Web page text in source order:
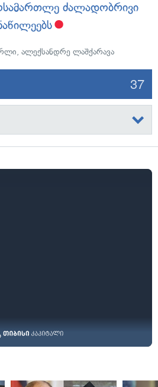
ძალადობრივი
, ალექსანდრე ლაშქარავა
37